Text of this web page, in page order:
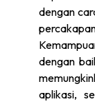
dengan
dengan
aplikasi,